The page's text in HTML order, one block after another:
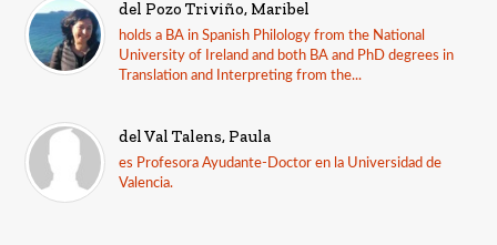
del Pozo Triviño, Maribel
holds a BA in Spanish Philology from the National
University of Ireland and both BA and PhD degrees in
Translation and Interpreting from the...
del Val Talens, Paula
es Profesora Ayudante-Doctor en la Universidad de
Valencia.